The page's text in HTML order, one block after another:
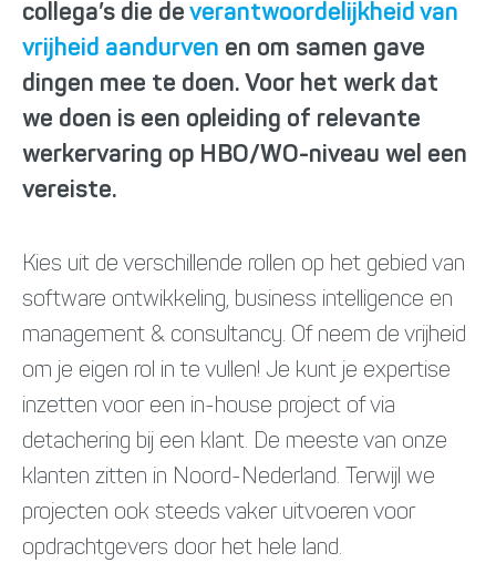
collega’s die de verantwoordelijkheid van
vrijheid aandurven en om samen gave
dingen mee te doen. Voor het werk dat
we doen is een opleiding of relevante
werkervaring op HBO/WO-niveau wel een
vereiste.
Kies uit de verschillende rollen op het gebied van
software ontwikkeling, business intelligence en
management & consultancy. Of neem de vrijheid
om je eigen rol in te vullen! Je kunt je expertise
inzetten voor een in-house project of via
detachering bij een klant. De meeste van onze
klanten zitten in Noord-Nederland. Terwijl we
projecten ook steeds vaker uitvoeren voor
opdrachtgevers door het hele land.